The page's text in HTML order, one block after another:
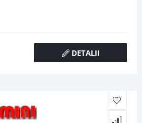
DETALII